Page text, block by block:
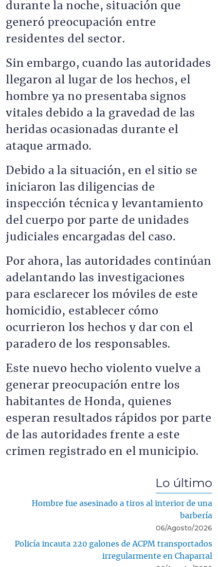
durante la noche, situación que
generó preocupación entre
residentes del sector.
Sin embargo, cuando las autoridades
llegaron al lugar de los hechos, el
hombre ya no presentaba signos
vitales debido a la gravedad de las
heridas ocasionadas durante el
ataque armado.
Debido a la situación, en el sitio se
iniciaron las diligencias de
inspección técnica y levantamiento
del cuerpo por parte de unidades
judiciales encargadas del caso.
Por ahora, las autoridades continúan
adelantando las investigaciones
para esclarecer los móviles de este
homicidio, establecer cómo
ocurrieron los hechos y dar con el
paradero de los responsables.
Este nuevo hecho violento vuelve a
generar preocupación entre los
habitantes de Honda, quienes
esperan resultados rápidos por parte
de las autoridades frente a este
crimen registrado en el municipio.
Lo último
Hombre fue asesinado a tiros al interior de una
barbería
06/Agosto/2026
Policía incauta 220 galones de ACPM transportados
irregularmente en Chaparral